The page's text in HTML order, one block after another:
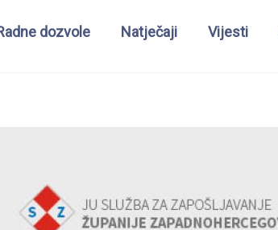
dozvole Natječaji Vijesti